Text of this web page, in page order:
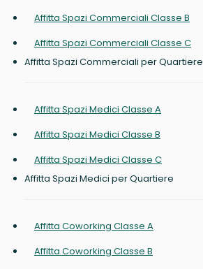
Affitta Spazi Commerciali Classe B
Affitta Spazi Commerciali Classe C
Affitta Spazi Commerciali per Quartiere
Affitta Spazi Medici Classe A
Affitta Spazi Medici Classe B
Affitta Spazi Medici Classe C
Affitta Spazi Medici per Quartiere
Affitta Coworking Classe A
Affitta Coworking Classe B